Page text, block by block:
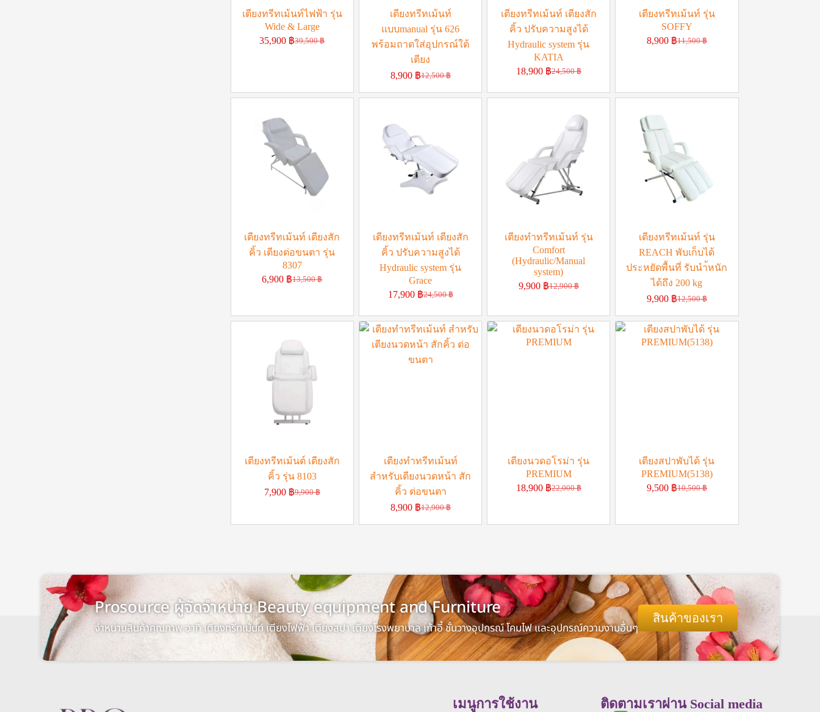
เตียงทรีทเม้นท์ไฟฟ้า รุ่น
Wide & Large
39,500฿
35,900 ฿
เตียงทรีทเม้นท์
แบบmanual รุ่น 626
พร้อมถาดใส่อุปกรณ์ใต้
เตียง
12,500฿
8,900 ฿
เตียงทรีทเม้นท์ เตียงสัก
คิ้ว ปรับความสูงได้
Hydraulic system รุ่น
KATIA
24,500฿
18,900 ฿
เตียงทรีทเม้นท์ รุ่น
SOFFY
11,500฿
8,900 ฿
เตียงทรีทเม้นท์ เตียงสัก
คิ้ว เตียงต่อขนตา รุ่น
8307
13,500฿
6,900 ฿
เตียงทรีทเม้นท์ เตียงสัก
คิ้ว ปรับความสูงได้
Hydraulic system รุ่น
Grace
24,500฿
17,900 ฿
เตียงทำทรีทเม้นท์ รุ่น
Comfort
(Hydraulic/Manual
system)
12,900฿
9,900 ฿
เตียงทรีทเม้นท์ รุ่น
REACH พับเก็บได้
ประหยัดพื้นที่ รับนำ้หนัก
ได้ถึง 200 kg
12,500฿
9,900 ฿
เตียงทรีทเม้นต์ เตียงสัก
คิ้ว รุ่น 8103
9,900฿
7,900 ฿
เตียงทำทรีทเม้นท์
สำหรับเตียงนวดหน้า สัก
คิ้ว ต่อขนตา
12,900฿
8,900 ฿
เตียงนวดอโรม่า รุ่น
PREMIUM
22,000฿
18,900 ฿
เตียงสปาพับได้ รุ่น
PREMIUM(5138)
10,500฿
9,500 ฿
Prosource ผู้จัดจำหน่าย Beauty equipment and Furniture
จำหน่ายสินค้าคุณภาพ อาทิ เตียงทรีทเม้นท์ เตียงไฟฟ้า เตียงสปา เตียงโรงพยาบาล เก้าอี้ ชั้นวางอุปกรณ์ โคมไฟ และอุปกรณ์ความงามอื่นๆ
สินค้าของเรา
เมนูการใช้งาน ติดตามเราผ่าน Social media